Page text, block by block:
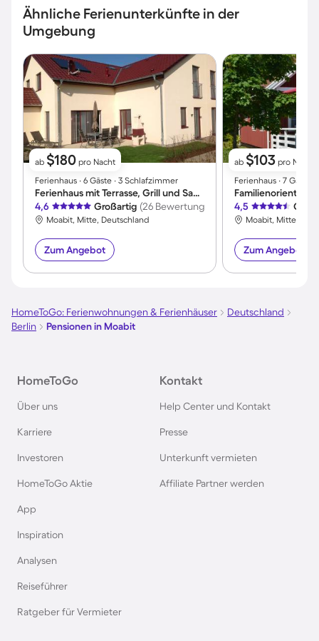
Ähnliche Ferienunterkünfte in der
Umgebung
ab $180 pro Nacht
Ferienhaus ∙ 6 Gäste ∙ 3 Schlafzimmer
Ferienhaus mit Terrasse, Grill und Sauna
4,6
Großartig (26 Bewertungen)
Moabit, Mitte, Deutschland
Zum Angebot
ab $103 pro Nacht
Ferienhaus ∙ 7 Gäste
4,5
Moabit, Mitte,
Zum Angebot
HomeToGo: Ferienwohnungen & Ferienhäuser
Deutschland
Berlin
Pensionen in Moabit
HomeToGo
Über uns
Karriere
Investoren
HomeToGo Aktie
App
Inspiration
Analysen
Reiseführer
Ratgeber für Vermieter
Kontakt
Help Center und Kontakt
Presse
Unterkunft vermieten
Affiliate Partner werden